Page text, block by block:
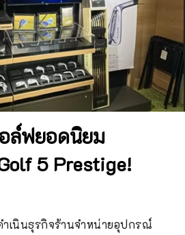
ล์ฟยอดนิยม
5 Prestige!
เนินธุรกิจร้านจำหน่ายอุปกรณ์